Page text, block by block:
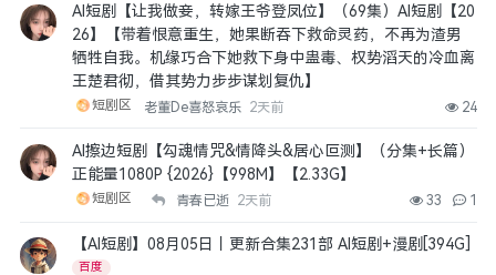
AI短剧【让我做妾，转嫁王爷登凤位】（69集）AI短剧【20
26】【带着恨意重生，她果断吞下救命灵药，不再为渣男
牺牲自我。机缘巧合下她救下身中蛊毒、权势滔天的冷血离
王楚君彻，借其势力步步谋划复仇】
短剧区 老董De喜怒哀乐 2天前 24
AI擦边短剧【勾魂情咒&情降头&居心叵测】（分集+长篇）
正能量1080P {2026}【998M】【2.33G】
短剧区 青春已逝 2天前 33 1
【AI短剧】08月05日丨更新合集231部 AI短剧+漫剧[394G]
百度